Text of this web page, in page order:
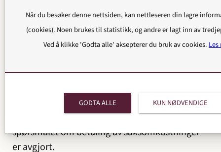
henhold til reglene for god advokatskikk. Y&C
og/eller den ansvarlige advokat innestår ikke
for at utførelsen av oppdraget leder til det
kjent med reglene om at saksomkostninger for
helt eller delvis, og at klienten innestår for
oppgjør overfor Y&C uavhengig av hvordan
spørsmålet om betaling av saksomkostninger
er avgjort.
Når du besøker denne nettsiden, kan nettleseren din lagre
(cookies). Noen brukes til statistikk, og andre er lagt inn av
Ved å klikke 'Godta alle' aksepterer du bruk av cookies.
GODTA ALLE KUN NØDVENDIGE